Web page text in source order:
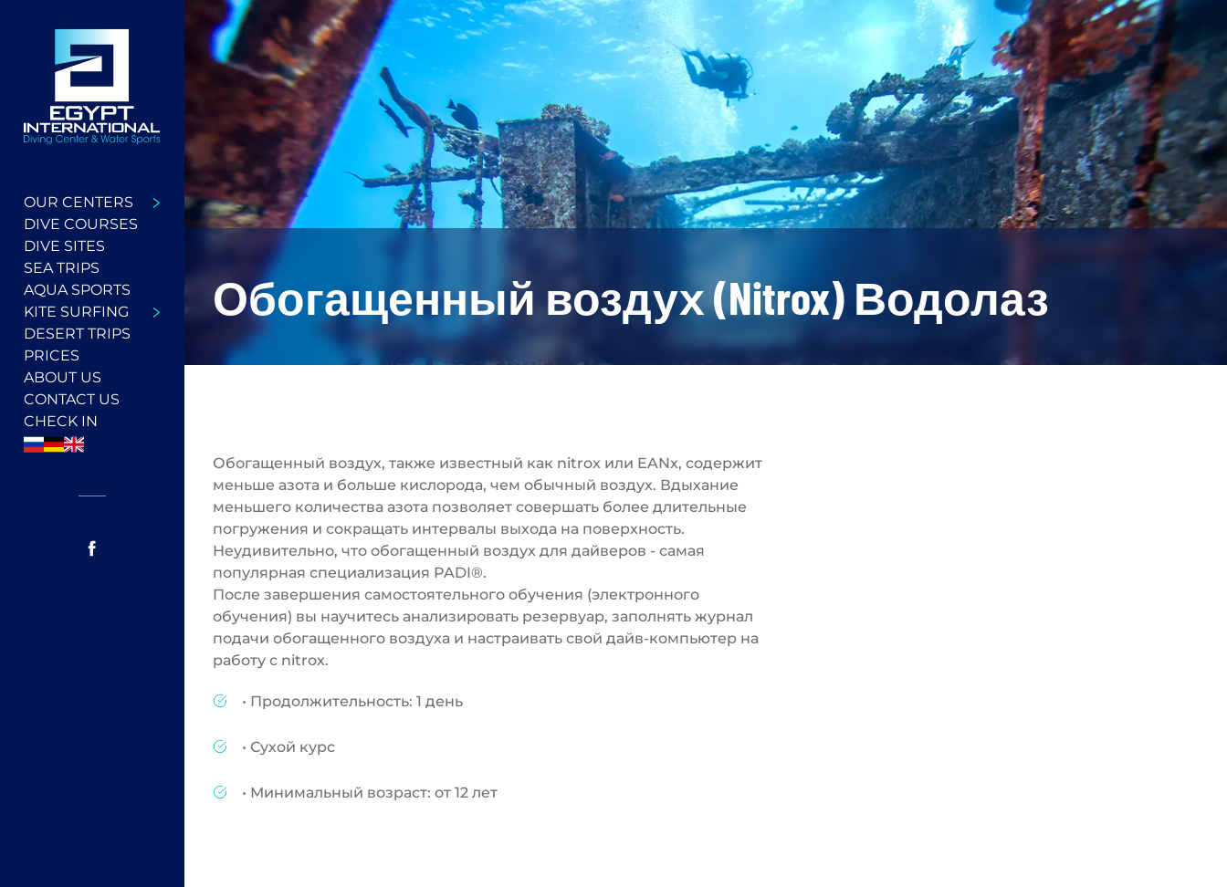
OUR CENTERS
DIVE COURSES
DIVE SITES
SEA TRIPS
AQUA SPORTS
KITE SURFING
DESERT TRIPS
PRICES
ABOUT US
CONTACT US
CHECK IN
Обогащенный воздух (Nitrox) Водолаз
Обогащенный воздух, также известный как nitrox или EANx, содержит
меньше азота и больше кислорода, чем обычный воздух. Вдыхание
меньшего количества азота позволяет совершать более длительные
погружения и сокращать интервалы выхода на поверхность.
Неудивительно, что обогащенный воздух для дайверов - самая
популярная специализация PADI®.
После завершения самостоятельного обучения (электронного
обучения) вы научитесь анализировать резервуар, заполнять журнал
подачи обогащенного воздуха и настраивать свой дайв-компьютер на
работу с nitrox.
• Продолжительность: 1 день
• Сухой курс
• Минимальный возраст: от 12 лет